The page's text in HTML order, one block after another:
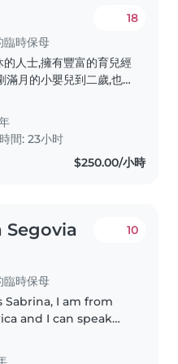
臨時保母
18
人士,擁有豐富的育兒經
滿月的小嬰兒到二歲,也
兒童。我擁有5年的臨時
擅長閱讀和音樂,能夠為
富的學習和娛樂體驗。我
,親切且有耐心,能夠提供
間: 23小时
$250.00/小時
Segovia
臨時保母
10
Sabrina, I am from
and I can speak
some Chinese. I am